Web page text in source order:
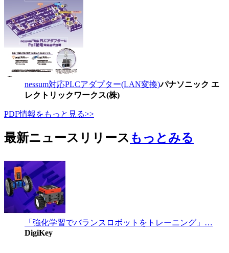
nessum対応PLCアダプター(LAN変換)パナソニック エ
レクトリックワークス(株)
PDF情報をもっと見る>>
最新ニュースリリース もっとみる
「強化学習でバランスロボットをトレーニング」…
DigiKey